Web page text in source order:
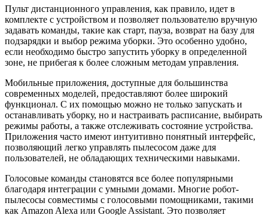
Пульт дистанционного управления, как правило, идет в
комплекте с устройством и позволяет пользователю вручную
задавать команды, такие как старт, пауза, возврат на базу для
подзарядки и выбор режима уборки. Это особенно удобно,
если необходимо быстро запустить уборку в определенной
зоне, не прибегая к более сложным методам управления.
Мобильные приложения, доступные для большинства
современных моделей, предоставляют более широкий
функционал. С их помощью можно не только запускать и
останавливать уборку, но и настраивать расписание, выбирать
режимы работы, а также отслеживать состояние устройства.
Приложения часто имеют интуитивно понятный интерфейс,
позволяющий легко управлять пылесосом даже для
пользователей, не обладающих техническими навыками.
Голосовые команды становятся все более популярными
благодаря интеграции с умными домами. Многие робот-
пылесосы совместимы с голосовыми помощниками, такими
как Amazon Alexa или Google Assistant. Это позволяет